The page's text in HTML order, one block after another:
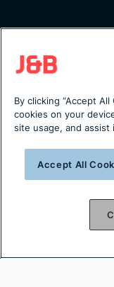
Rikstäckande
Lager i Sverige
Från
Copyright
By clicking “Accept
cookies on your
site usage, and
Accept All